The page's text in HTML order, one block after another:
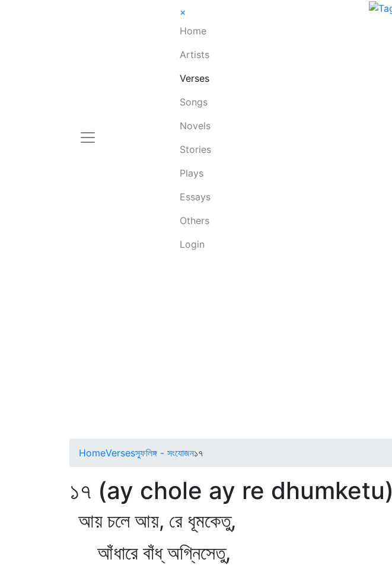
×
Home
Artists
Verses
Songs
Novels
Stories
Plays
Essays
Others
Login
HomeVersesস্ফুলিঙ্গ - সংযোজন১৭
১৭ (ay chole ay re dhumketu)
আয় চলে আয়, রে ধূমকেতু,
আঁধারে বাঁধ্‌ অগ্নিসেতু,